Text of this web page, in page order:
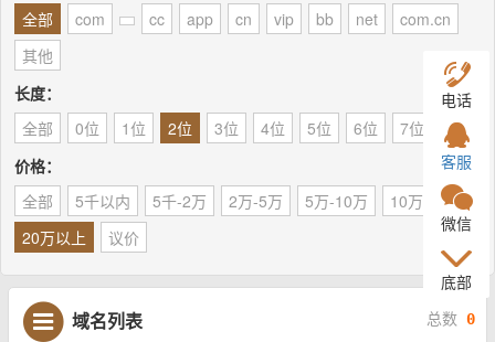
全部
com cc app cn vip bb net
com.cn
其他
长度：
全部
0位 1位 2位 3位 4位 5位 6位 7位
8位
价格：
全部
5千以内 5千-2万 2万-5万 5万-10万
10万-20万
20万以上
议价
域名列表 总数0
电话
客服
微信
底部